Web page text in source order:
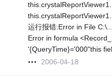
运行报错:Error in File
Error in formula
'{QueryTime}='000"this
2006-04-18